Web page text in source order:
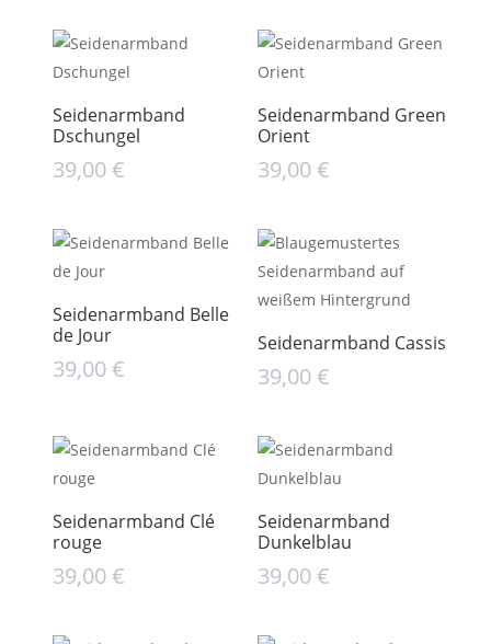
Seidenarmband
Dschungel
39,00€
Seidenarmband Green
Orient
39,00€
Seidenarmband Belle
de Jour
39,00€
Seidenarmband Cassis
39,00€
Seidenarmband Clé
rouge
39,00€
Seidenarmband
Dunkelblau
39,00€